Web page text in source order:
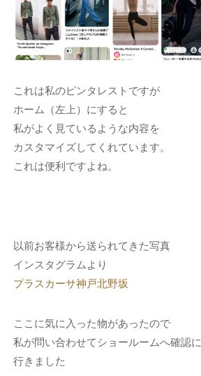
これは私のピンタレストですが
ホーム（左上）にすると
私がよく見ているような内容を
カスタマイズしてくれています。
これは便利ですよね。
以前お客様から送られてきた写真
インスタグラムより
プラスカーサ神戸北野坂
ここに気に入った物があったので
私が問い合わせてショールームへ確認に
行きました